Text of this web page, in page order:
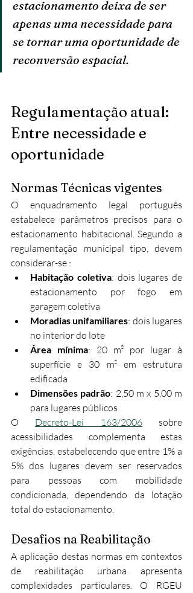
estacionamento deixa de ser
apenas uma necessidade para
se tornar uma oportunidade de
reconversão espacial.
Regulamentação atual:
Entre necessidade e
oportunidade
Normas Técnicas vigentes
O enquadramento legal português
estabelece parâmetros precisos para o
estacionamento habitacional. Segundo a
regulamentação municipal tipo, devem
considerar-se :
Habitação coletiva: dois lugares de
estacionamento por fogo em
garagem coletiva
Moradias unifamiliares: dois lugares
no interior do lote
Área mínima: 20 m² por lugar à
superfície e 30 m² em estrutura
edificada
Dimensões padrão: 2,50 m x 5,00 m
para lugares públicos
O Decreto-Lei 163/2006 sobre
acessibilidades complementa estas
exigências, estabelecendo que entre 1% a
5% dos lugares devem ser reservados
para pessoas com mobilidade
condicionada, dependendo da lotação
total do estacionamento.
Desafios na Reabilitação
A aplicação destas normas em contextos
de reabilitação urbana apresenta
complexidades particulares. O RGEU